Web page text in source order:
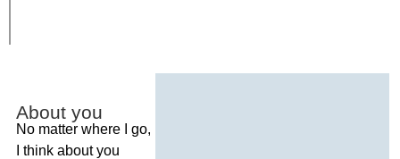
About you
No matter where go,
think about you